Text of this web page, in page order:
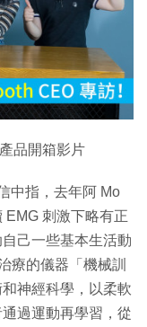
品開箱影片
中指，去年阿 Mo
刺激下略有正
己一些基本生活動
療的儀器「機械訓
神經科學，以柔軟
過運動再學習，從